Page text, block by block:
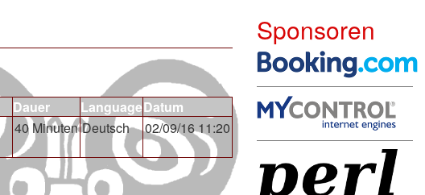
Dauer LanguageDatum
40 Minuten Deutsch 02/09/16 11:20
Sponsoren